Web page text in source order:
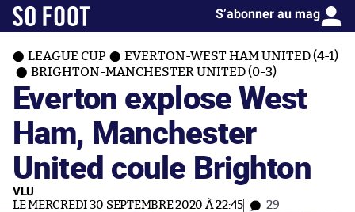
S’abonner au mag
LEAGUE CUP
EVERTON-WEST HAM UNITED (4-1)
BRIGHTON-MANCHESTER UNITED (0-3)
Everton explose West
Ham, Manchester
United coule Brighton
VLU
LE MERCREDI 30 SEPTEMBRE 2020 À 22:45 29